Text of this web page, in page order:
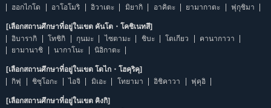
ฮอกไกโด
อาโอโมริ อิวาเตะ มิยากิ อาคิตะ ยามากาตะ ฟุกุชิมา
[เลือกสถานศึกษาที่อยู่ในเขต คันโต・โคชิเนทสึ]
อิบารากิ
โทชิกิ กุนมะ ไซตามะ ชิบะ โตเกียว
คานากาวา
ยามานาชิ
นากาโนะ นิอิกาตะ
[เลือกสถานศึกษาที่อยู่ในเขต โตไก・โฮคุริคุ]
กิฟุ
ชิซุโอกะ ไอจิ มิเอะ โทยามา อิชิคาวา ฟุคุอิ
[เลือกสถานศึกษาที่อยู่ในเขต คิงกิ]